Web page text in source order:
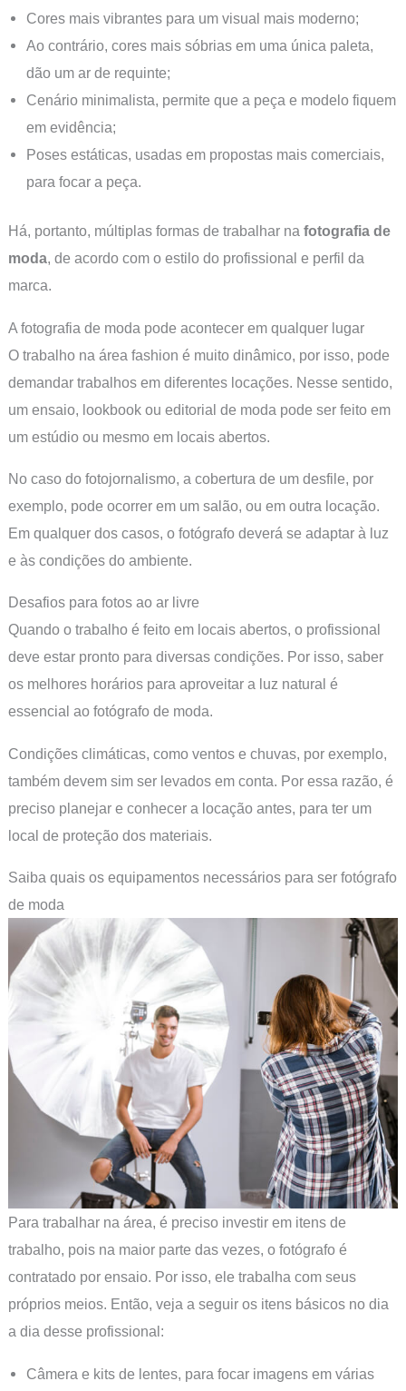
Cores mais vibrantes para um visual mais moderno;
Ao contrário, cores mais sóbrias em uma única paleta,
dão um ar de requinte;
Cenário minimalista, permite que a peça e modelo fiquem
em evidência;
Poses estáticas, usadas em propostas mais comerciais,
para focar a peça.
Há, portanto, múltiplas formas de trabalhar na fotografia de
moda, de acordo com o estilo do profissional e perfil da
marca.
A fotografia de moda pode acontecer em qualquer lugar
O trabalho na área fashion é muito dinâmico, por isso, pode
demandar trabalhos em diferentes locações. Nesse sentido,
um ensaio, lookbook ou editorial de moda pode ser feito em
um estúdio ou mesmo em locais abertos.
No caso do fotojornalismo, a cobertura de um desfile, por
exemplo, pode ocorrer em um salão, ou em outra locação.
Em qualquer dos casos, o fotógrafo deverá se adaptar à luz
e às condições do ambiente.
Desafios para fotos ao ar livre
Quando o trabalho é feito em locais abertos, o profissional
deve estar pronto para diversas condições. Por isso, saber
os melhores horários para aproveitar a luz natural é
essencial ao fotógrafo de moda.
Condições climáticas, como ventos e chuvas, por exemplo,
também devem sim ser levados em conta. Por essa razão, é
preciso planejar e conhecer a locação antes, para ter um
local de proteção dos materiais.
Saiba quais os equipamentos necessários para ser fotógrafo
de moda
Para trabalhar na área, é preciso investir em itens de
trabalho, pois na maior parte das vezes, o fotógrafo é
contratado por ensaio. Por isso, ele trabalha com seus
próprios meios. Então, veja a seguir os itens básicos no dia
a dia desse profissional:
Câmera e kits de lentes, para focar imagens em várias